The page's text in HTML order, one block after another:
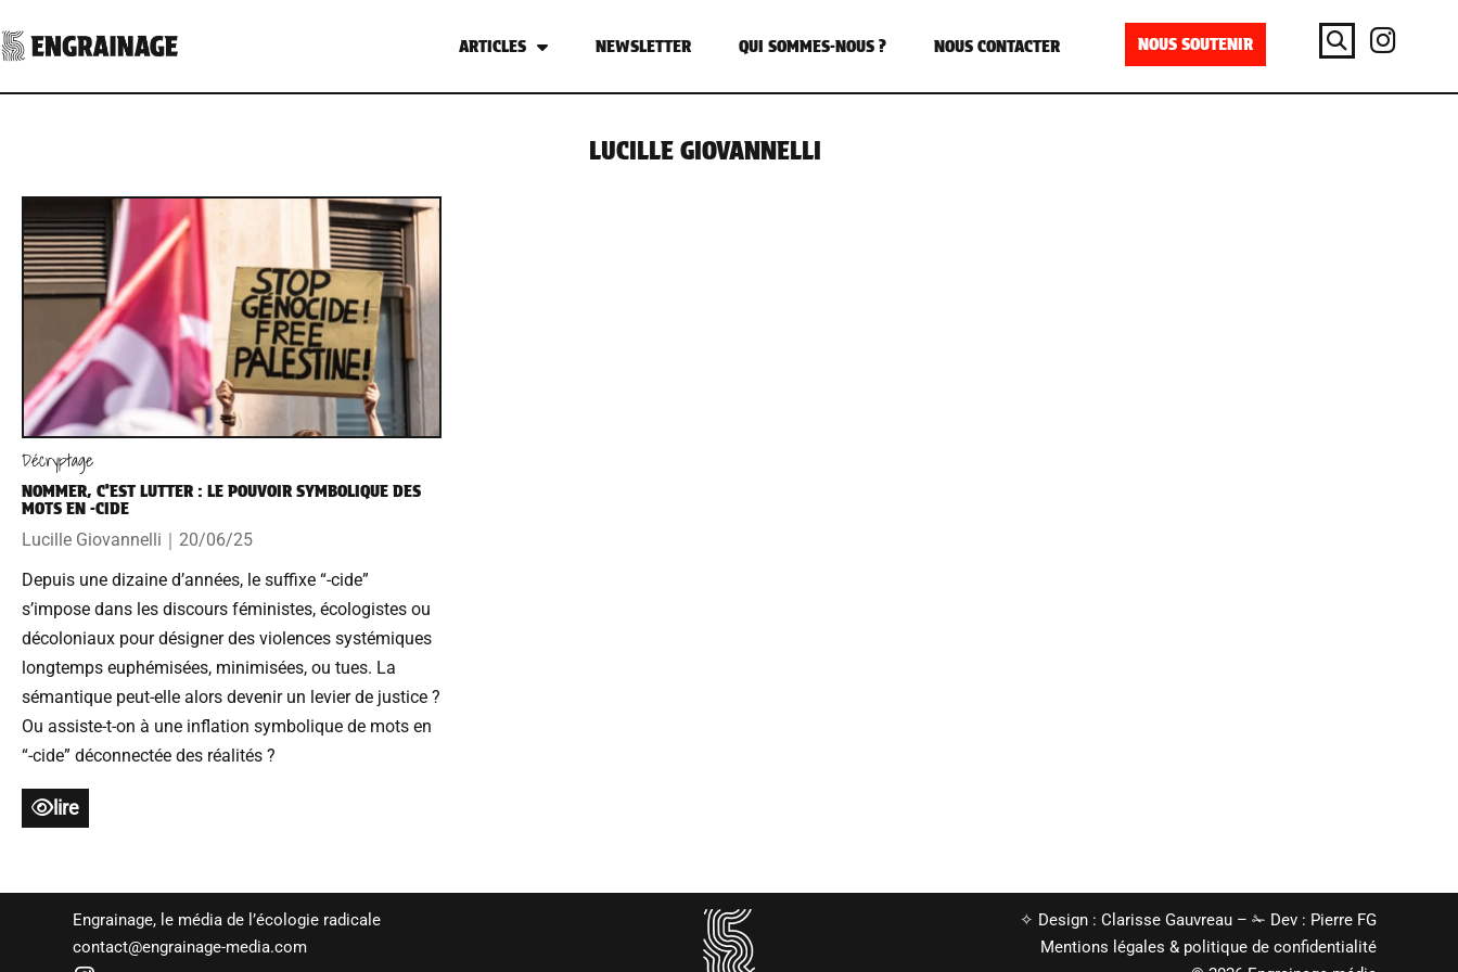
ARTICLES NEWSLETTER QUI SOMMES-NOUS ? NOUS CONTACTER NOUS SOUTENIR
LUCILLE GIOVANNELLI
Décryptage
NOMMER, C’EST LUTTER : LE POUVOIR SYMBOLIQUE DES
MOTS EN -CIDE
Lucille Giovannelli ｜ 20/06/25
Depuis une dizaine d’années, le suffixe “-cide”
s’impose dans les discours féministes, écologistes ou
décoloniaux pour désigner des violences systémiques
longtemps euphémisées, minimisées, ou tues. La
sémantique peut-elle alors devenir un levier de justice ?
Ou assiste-t-on à une inflation symbolique de mots en
“-cide” déconnectée des réalités ?
lire
Engrainage, le média de l’écologie radicale
contact@engrainage-media.com
✧ Design : Clarisse Gauvreau– ✁ Dev : Pierre FG
Mentions légales & politique de confidentialité